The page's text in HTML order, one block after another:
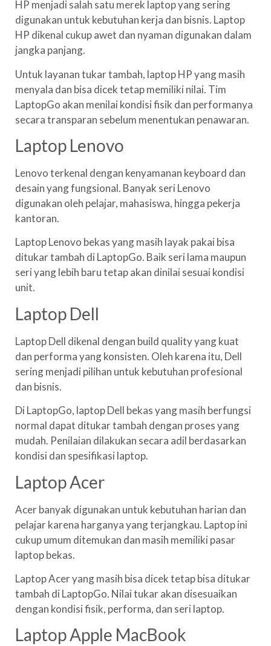
HP menjadi salah satu merek laptop yang sering
digunakan untuk kebutuhan kerja dan bisnis. Laptop
HP dikenal cukup awet dan nyaman digunakan dalam
jangka panjang.
Untuk layanan tukar tambah, laptop HP yang masih
menyala dan bisa dicek tetap memiliki nilai. Tim
LaptopGo akan menilai kondisi fisik dan performanya
secara transparan sebelum menentukan penawaran.
Laptop Lenovo
Lenovo terkenal dengan kenyamanan keyboard dan
desain yang fungsional. Banyak seri Lenovo
digunakan oleh pelajar, mahasiswa, hingga pekerja
kantoran.
Laptop Lenovo bekas yang masih layak pakai bisa
ditukar tambah di LaptopGo. Baik seri lama maupun
seri yang lebih baru tetap akan dinilai sesuai kondisi
unit.
Laptop Dell
Laptop Dell dikenal dengan build quality yang kuat
dan performa yang konsisten. Oleh karena itu, Dell
sering menjadi pilihan untuk kebutuhan profesional
dan bisnis.
Di LaptopGo, laptop Dell bekas yang masih berfungsi
normal dapat ditukar tambah dengan proses yang
mudah. Penilaian dilakukan secara adil berdasarkan
kondisi dan spesifikasi laptop.
Laptop Acer
Acer banyak digunakan untuk kebutuhan harian dan
pelajar karena harganya yang terjangkau. Laptop ini
cukup umum ditemukan dan masih memiliki pasar
laptop bekas.
Laptop Acer yang masih bisa dicek tetap bisa ditukar
tambah di LaptopGo. Nilai tukar akan disesuaikan
dengan kondisi fisik, performa, dan seri laptop.
Laptop Apple MacBook